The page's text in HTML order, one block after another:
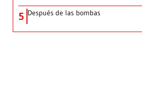
5 Después de las bombas